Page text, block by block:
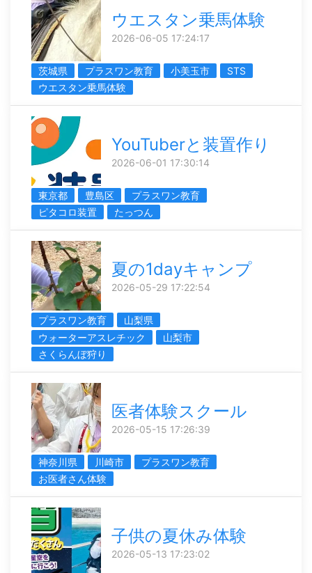
ウエスタン乗馬体験
2026-06-05 17:24:17
茨城県 プラスワン教育 小美玉市
STS
ウエスタン乗馬体験
YouTuberと装置作り
2026-06-01 17:30:14
東京都 豊島区
プラスワン教育
ピタコロ装置
たっつん
夏の1dayキャンプ
2026-05-29 17:22:54
プラスワン教育
山梨県
ウォーターアスレチック
山梨市
さくらんぼ狩り
医者体験スクール
2026-05-15 17:26:39
神奈川県 川崎市
プラスワン教育
お医者さん体験
子供の夏休み体験
2026-05-13 17:23:02